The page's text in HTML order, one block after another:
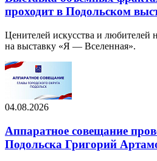
проходит в Подольском
Ценителей искусства и любителей
на выставку «Я — Вселенная».
04.08.2026
Аппаратное совещание
Подольска Григорий